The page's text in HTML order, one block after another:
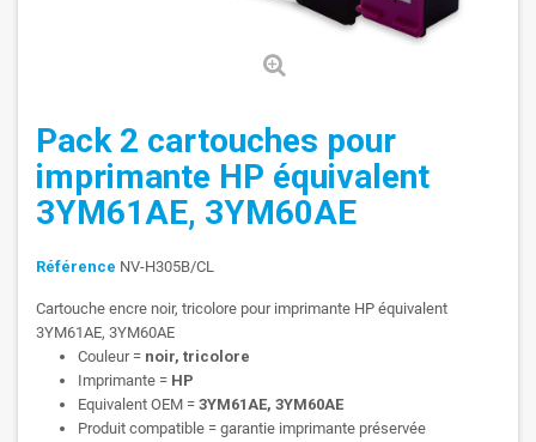
Pack 2 cartouches pour
imprimante HP équivalent
3YM61AE, 3YM60AE
Référence NV-H305B/CL
Cartouche encre noir, tricolore pour imprimante HP équivalent
3YM61AE, 3YM60AE
Couleur = noir, tricolore
Imprimante = HP
Equivalent OEM = 3YM61AE, 3YM60AE
Produit compatible = garantie imprimante préservée